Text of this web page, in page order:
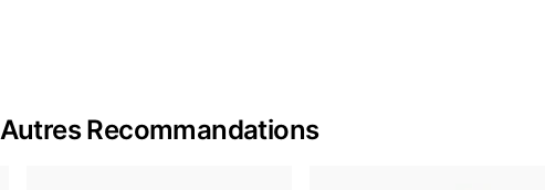
Autres Recommandations